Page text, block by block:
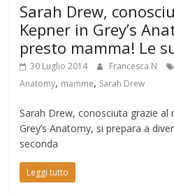
Sarah Drew,
Kepner in Grey’s
presto mamma! Le
30 Luglio 2014 Francesca N
Anatomy, mamme, Sarah Drew
Sarah Drew, conosciuta grazie al
Grey’s Anatomy, si prepara a
seconda
Leggi tutto